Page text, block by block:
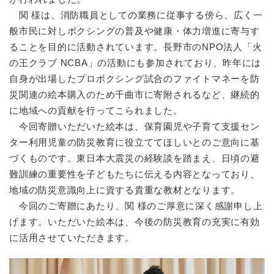
関 様は、消防職員としての業務に従事する傍ら、広く一
般市民に対しボクシングの普及や健康・体力増進に寄与す
ることを目的に活動されています。長野市のNPO法人「火
の王クラブ NCBA」の活動にも参加されており、昨年には
自身が出場したプロボクシング試合のファイトマネーを防
災関連の絵本購入のため千曲市に寄附されるなど、継続的
に地域への貢献を行ってこられました。
今回寄贈いただいた絵本は、保育園児や子育て支援セン
ター利用児童の防災教育に役立ててほしいとのご意向に基
づくものです。東日本大震災の経験談を踏まえ、日頃の避
難訓練の重要性を子どもたちに伝える内容となっており、
地域の防災意識向上に資する貴重な教材となります。
今回のご寄贈にあたり、関 様のご厚意に深く感謝申し上
げます。いただいた絵本は、今後の防災教育の充実に有効
に活用させていただきます。